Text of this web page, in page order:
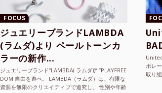
FOCUS
ジュエリーブランドLAMBDA
(ラムダ)より ペールトーンカ
ラーの新作...
ジュエリーブランド“LAMBDA( ラムダ))” “PLAYFREE
DOM 自由を遊べ。 LAMBDA（ラムダ）は、有限な
資源を無限のクリエイティブで追究し、 性別や年齢
ボレ
取り